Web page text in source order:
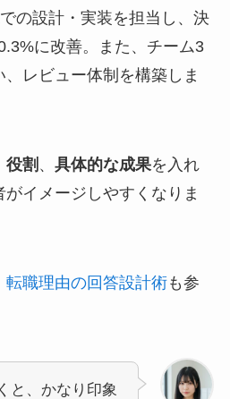
の設計・実装を担当し、決
に改善。また、チーム3
レビュー体制を構築しま
役割 、 具体的な成果を入れ
イメージしやすくなりま
転職理由の回答設計術も参
と、かなり印象